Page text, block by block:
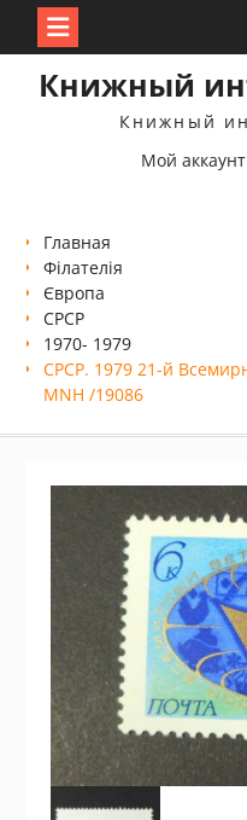
Книжный
Книжный
Мой аккаунт
Главная
Філателія
Європа
СРСР
1970- 1979
СРСР. 1979 21-й
MNH /19086